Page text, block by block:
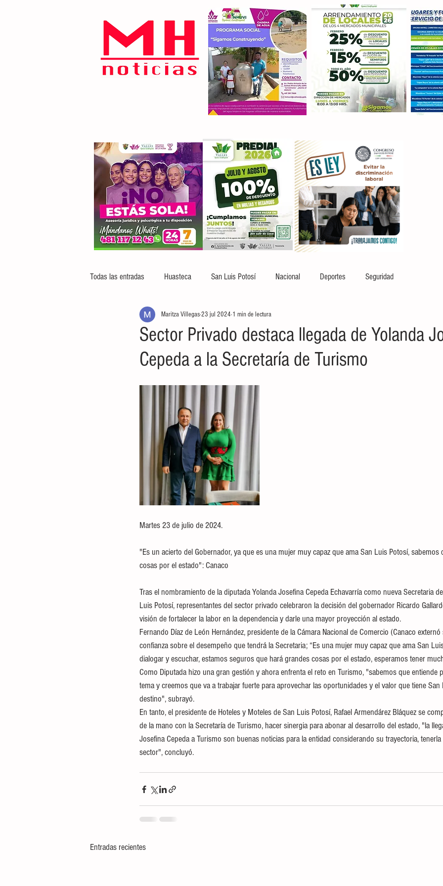
Todas las entradas Huasteca San Luis Potosí Nacional Deportes Seguridad
Sector Privado destaca llegada de Yolanda
Cepeda a la Secretaría de Turismo
Maritza Villegas23 jul 2024 1 min de lectura
Martes 23 de julio de 2024.
"Es un acierto del Gobernador, ya que es una mujer muy capaz que ama San Luis Potosí, sabemos
cosas por el estado": Canaco
Tras el nombramiento de la diputada Yolanda Josefina Cepeda Echavarría como nueva Secretaria
Luis Potosí, representantes del sector privado celebraron la decisión del gobernador Ricardo
visión de fortalecer la labor en la dependencia y darle una mayor proyección al estado.
Fernando Díaz de León Hernández, presidente de la Cámara Nacional de Comercio (Canaco
confianza sobre el desempeño que tendrá la Secretaria; “Es una mujer muy capaz que ama San
dialogar y escuchar, estamos seguros que hará grandes cosas por el estado, esperamos tener
Como Diputada hizo una gran gestión y ahora enfrenta el reto en Turismo, "sabemos que entiende
tema y creemos que va a trabajar fuerte para aprovechar las oportunidades y el valor que tiene
destino", subrayó.
En tanto, el presidente de Hoteles y Moteles de San Luis Potosí, Rafael Armendárez Bláquez se
de la mano con la Secretaría de Turismo, hacer sinergia para abonar al desarrollo del estado, "la
Josefina Cepeda a Turismo son buenas noticias para la entidad considerando su trayectoria,
sector", concluyó.
Entradas recientes